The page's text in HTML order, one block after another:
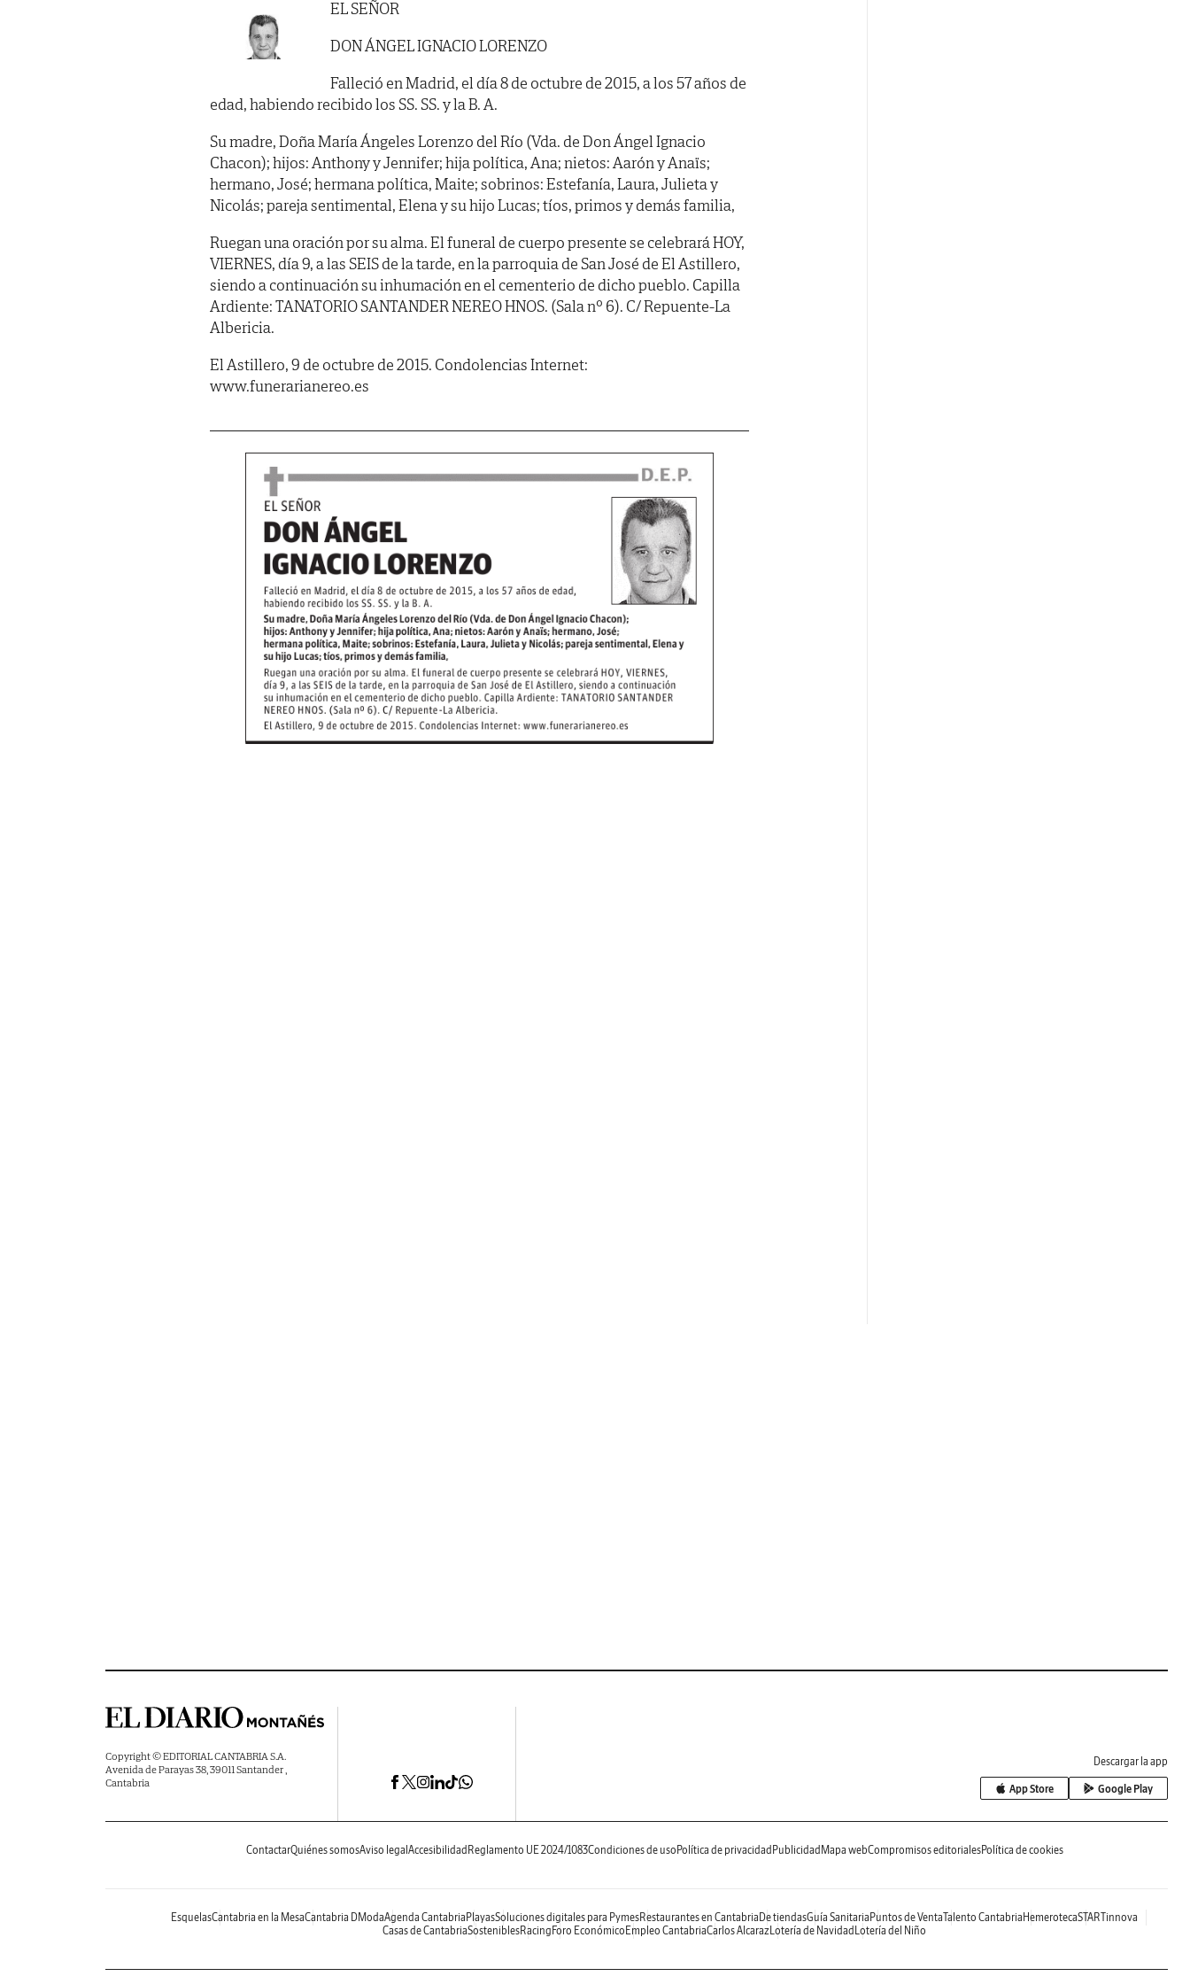
EL SEÑOR
DON ÁNGEL IGNACIO LORENZO
Falleció en Madrid, el día 8 de octubre de 2015, a los 57 años de
edad, habiendo recibido los SS. SS. y la B. A.
Su madre, Doña María Ángeles Lorenzo del Río (Vda. de Don Ángel Ignacio
Chacon); hijos: Anthony y Jennifer; hija política, Ana; nietos: Aarón y Anaïs;
hermano, José; hermana política, Maite; sobrinos: Estefanía, Laura, Julieta y
Nicolás; pareja sentimental, Elena y su hijo Lucas; tíos, primos y demás familia,
Ruegan una oración por su alma. El funeral de cuerpo presente se celebrará HOY,
VIERNES, día 9, a las SEIS de la tarde, en la parroquia de San José de El Astillero,
siendo a continuación su inhumación en el cementerio de dicho pueblo. Capilla
Ardiente: TANATORIO SANTANDER NEREO HNOS. (Sala nº 6). C/ Repuente-La
Albericia.
El Astillero, 9 de octubre de 2015. Condolencias Internet:
www.funerarianereo.es
Copyright © EDITORIAL CANTABRIA S.A.
Avenida de Parayas 38, 39011 Santander ,
Cantabria
Descargar la app
App Store Google Play
ContactarQuiénes somosAviso legal Accesibilidad Reglamento UE 2024/1083Condiciones de uso Política de privacidad Publicidad Mapa webCompromisos editorialesPolítica de cookies
EsquelasCantabria en la MesaCantabria DModaAgenda Cantabria PlayasSoluciones digitales para PymesRestaurantes en Cantabria De tiendasGuía Sanitaria Puntos de VentaTalento Cantabria HemerotecaSTARTinnova
Casas de CantabriaSosteniblesRacing Foro Económico Empleo CantabriaCarlos AlcarazLotería de Navidad Lotería del Niño